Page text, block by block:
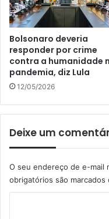
Bolsonaro deveria
responder por crime
contra a humanidade
pandemia, diz Lula
12/05/2026
Deixe um
O seu endereço de e-mail
obrigatórios são marcados